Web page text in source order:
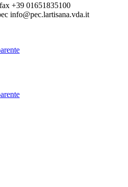
+39 01651835100
info@pec.lartisana.vda.it